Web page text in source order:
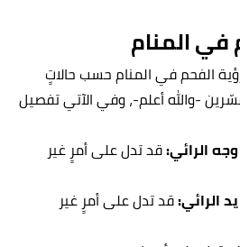
في المنام
الفحم في المنام حسب حالاتٍ
-والله أعلم-، وفي الآتي تفصيل
الرائي:قد تدل على أمرٍ غير
الرائي:قد تدل على أمرٍ غير